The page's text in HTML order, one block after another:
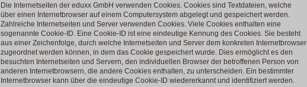
Die Internetseiten der eduxx GmbH verwenden Cookies. Cookies sind Textdateien, welche
über einen Internetbrowser auf einem Computersystem abgelegt und gespeichert werden.
Zahlreiche Internetseiten und Server verwenden Cookies. Viele Cookies enthalten eine
sogenannte Cookie-ID. Eine Cookie-ID ist eine eindeutige Kennung des Cookies. Sie besteht
aus einer Zeichenfolge, durch welche Internetseiten und Server dem konkreten Internetbrowser
zugeordnet werden können, in dem das Cookie gespeichert wurde. Dies ermöglicht es den
besuchten Internetseiten und Servern, den individuellen Browser der betroffenen Person von
anderen Internetbrowsern, die andere Cookies enthalten, zu unterscheiden. Ein bestimmter
Internetbrowser kann über die eindeutige Cookie-ID wiedererkannt und identifiziert werden.